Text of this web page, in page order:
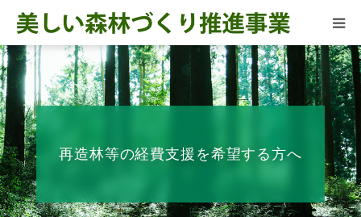
再造林等の経費支援を希望する方へ
お知らせ
事業を支えてくださる皆様へ
再造林等の経費支援を希望する方へ